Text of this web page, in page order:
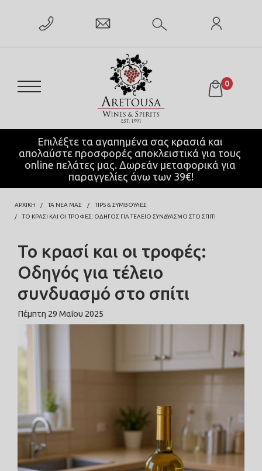
0
Επιλέξτε τα αγαπημένα σας κρασιά και
απολαύστε προσφορές αποκλειστικά για τους
online πελάτες μας. Δωρεάν μεταφορικά για
παραγγελίες άνω των 39€!
ΑΡΧΙΚΗ ΤΑ ΝΕΑ ΜΑΣ
TIPS & ΣΥΜΒΟΥΛΈΣ
ΤΟ ΚΡΑΣΊ ΚΑΙ ΟΙ ΤΡΟΦΈΣ: ΟΔΗΓΌΣ ΓΙΑ ΤΈΛΕΙΟ ΣΥΝΔΥΑΣΜΌ ΣΤΟ ΣΠΊΤΙ
Το κρασί και οι τροφές:
Οδηγός για τέλειο
συνδυασμό στο σπίτι
Πέμπτη 29 Μαΐου 2025